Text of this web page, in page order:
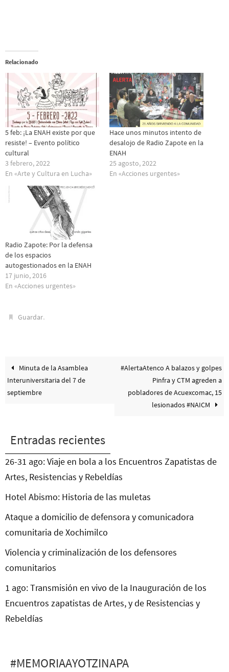
Relacionado
5 feb: ¡La ENAH existe por que
resiste! – Evento político
cultural
3 febrero, 2022
En «Arte y Cultura en Lucha»
Hace unos minutos intento de
desalojo de Radio Zapote en la
ENAH
25 agosto, 2022
En «Acciones urgentes»
Radio Zapote: Por la defensa
de los espacios
autogestionados en la ENAH
17 junio, 2016
En «Acciones urgentes»
Guardar.
Minuta de la Asamblea
Interuniversitaria del 7 de
septiembre
#AlertaAtenco A balazos y golpes
Pinfra y CTM agreden a
pobladores de Acuexcomac, 15
lesionados #NAICM
Entradas recientes
26-31 ago: Viaje en bola a los Encuentros Zapatistas de
Artes, Resistencias y Rebeldías
Hotel Abismo: Historia de las muletas
Ataque a domicilio de defensora y comunicadora
comunitaria de Xochimilco
Violencia y criminalización de los defensores
comunitarios
1 ago: Transmisión en vivo de la Inauguración de los
Encuentros zapatistas de Artes, y de Resistencias y
Rebeldías
#MEMORIAAYOTZINAPA